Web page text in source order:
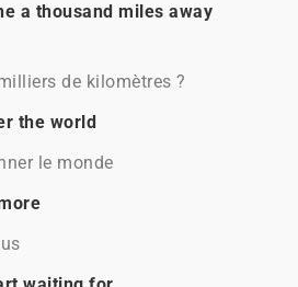
a thousand miles away
de kilomètres ?
the world
le monde